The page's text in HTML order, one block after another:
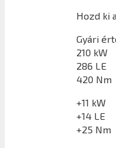
Hozd ki
Gyári
210 kW
286 LE
420 Nm
+11 kW
+14 LE
+25 Nm